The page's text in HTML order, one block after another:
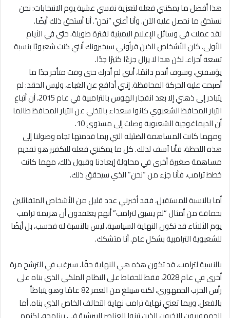
هذا أفضل ما يمكنني فعله لتعزية نفسي عشية يوم الانتخابات: نحن
نستحق ما نحصل عليه الآن. وأنا أعني “نحن”. أنا أستحق ذلك أيضًا.
لقد عملت في وسائل الإعلام اليمينية لفترة طويلة. حتى في الأيام
الأولى، كان الأشخاص الذين قرأوني سيخبرونك أنني كنت شعبويًا بنسبة
تسعة أجزاء. لكن هذا لا يزال جزءًا كثيرًا جدًا.
يؤسفني، وسوف أندم دائمًا، أنني لم أدرك حتى وقت متأخر جدًا ما
أصبحت عليه الحركة المحافظة. إنني أدافع عن الغباء، وليس الحقد: لم
يتبادر إلى ذهني إلا بعد انفجار الهوس بالترامبية في عام 2015، أن أتباع
التيار المحافظ الشعبوي كانوا سعداء بالتخلي عن التيار المحافظ طالما
أن الديماغوجية الشعبوية وصلت إلى مستوى 10.
ومهما كانت المساهمة الضئيلة التي ربما قدمتها تجاه وصولنا إلى
هذه اللحظة، فأنا آسف لذلك. كل ما يمكنني فعله للتكفير هو تقديم
مساهمة صغيرة أخرى في محاولة إبعادنا وقبول ذلك، مهما كانت
خطط ترامب، فأنا جزء من “نحن” الذي سيحقق ذلك.
أما بالنسبة للمستقبل، فقد أخبرني عدد قليل من الأشخاص المتفائلين
بحماقة من أمثال “لم يسبق لترامب” أنهم يعتقدون أن هزيمة ترامب
يوم الثلاثاء قد تكون النهاية السياسية، ليس بالنسبة له فحسب، بل أيضًا
للشعبوية الترامبية بشكل عام. أنا متشكك.
بالنسبة لترامب، قد تكون هذه هي النهاية حقًا. سيرغب في الترشح مرة
أخرى في عام 2028، فقط للحفاظ على النظام الملكي الذي بناه على
رأس الحزب الجمهوري، لكنه سيبلغ من العمر 82 عامًا وهو يتباطأ
بالفعل. وربما تعني نهاية ترامب نهاية التحالف الخاص الذي بناه. أما